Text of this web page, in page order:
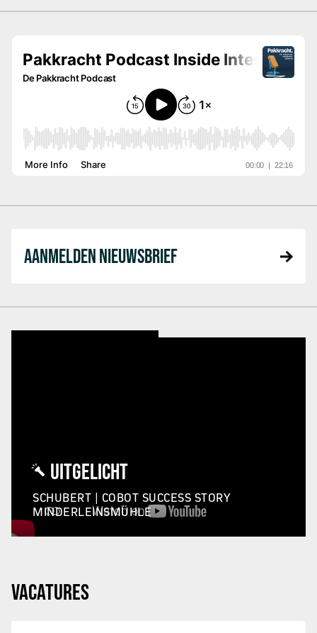
AANMELDEN NIEUWSBRIEF
UITGELICHT
SCHUBERT | COBOT SUCCESS STORY
MINDERLEINSMÜHLE
VACATURES